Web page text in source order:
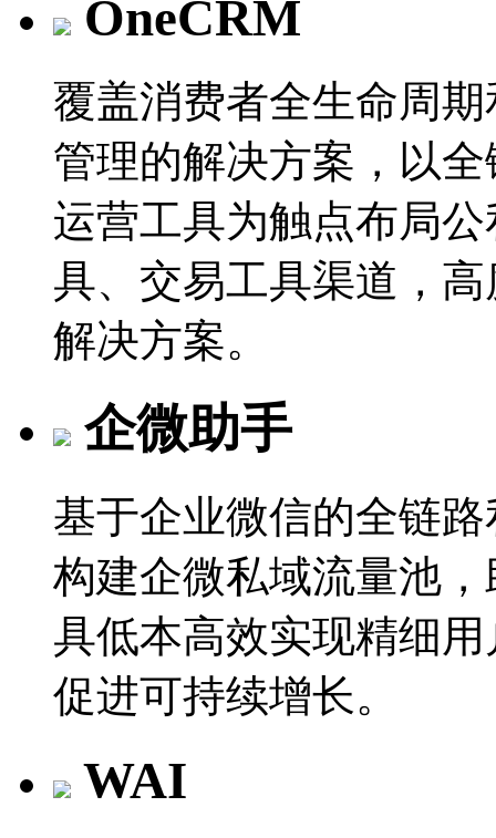
OneCRM
覆盖消费者全生命周
管理的解决方案，以
运营工具为触点布局
具、交易工具渠道，
解决方案。
企微助手
基于企业微信的全链
构建企微私域流量池
具低本高效实现精细
促进可持续增长。
WAI